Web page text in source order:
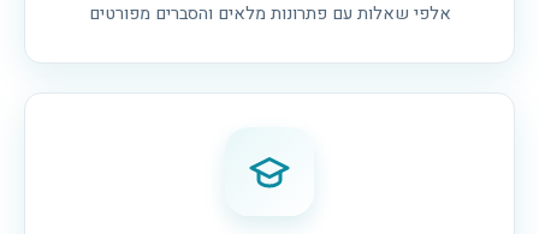
אלפי שאלות עם פתרונות מלאים והסברים מפורטים